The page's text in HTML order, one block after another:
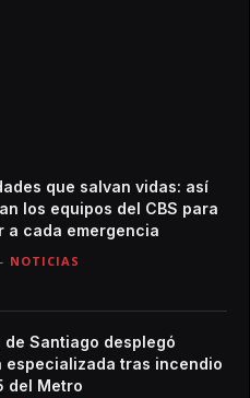
que salvan vidas: así
los equipos del CBS para
a cada emergencia
NOTICIAS
de Santiago desplegó
especializada tras incendio
del Metro